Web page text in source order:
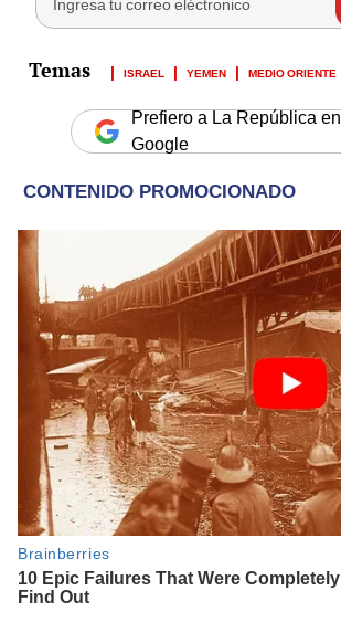
ISRAEL YEMEN MEDIO ORIENTE
Prefiero a La República en
Google